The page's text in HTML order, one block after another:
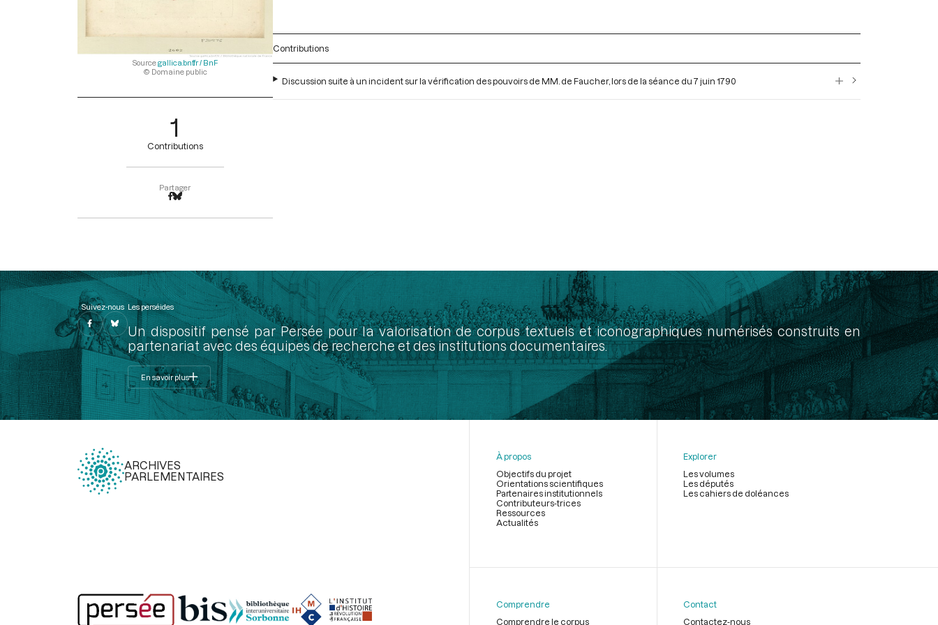
Sourcegallica.bnf.fr / BnF
© Domaine public
1
Contributions
Partager
Contributions
Discussion suite à un incident sur la vérification des pouvoirs de MM. de Faucher, lors de la séance du 7 juin 1790
Suivez-nous Les perséides
Un dispositif pensé par Persée pour la valorisation de corpus textuels et iconographiques numérisés construits en
partenariat avec des équipes de recherche et des institutions documentaires.
En savoir plus
ARCHIVES
PARLEMENTAIRES
page
À propos
Objectifs du projet
Orientations scientifiques
Partenaires institutionnels
Contributeurs-trices
Ressources
Actualités
Explorer
Les volumes
Les députés
Les cahiers de doléances
Comprendre
Comprendre le corpus
Contact
Contactez-nous